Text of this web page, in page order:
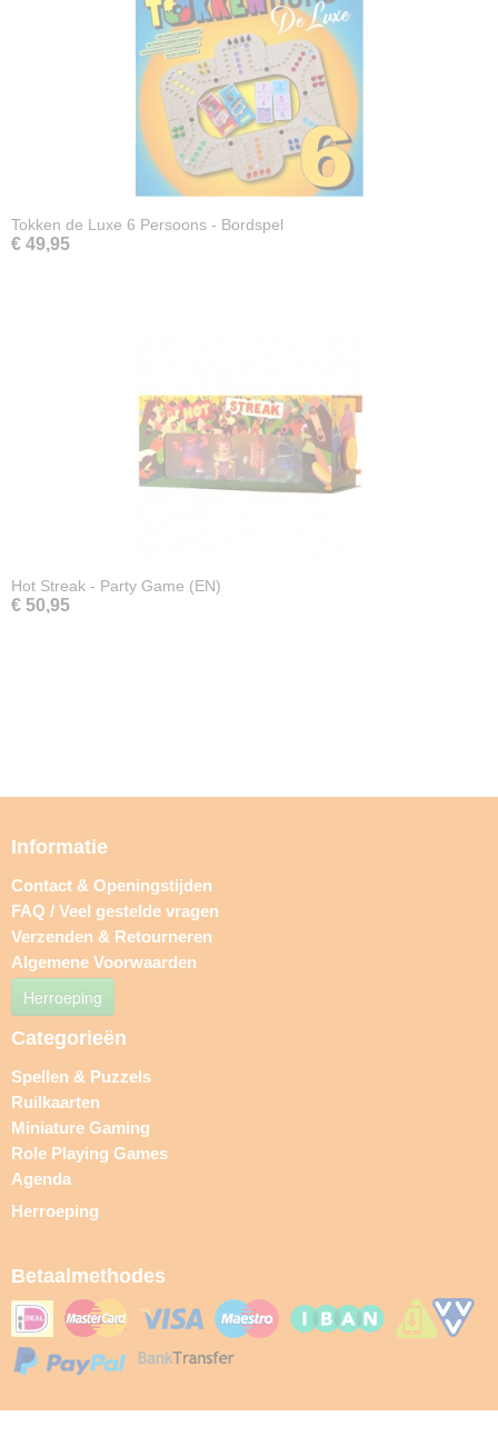
Tokken de Luxe 6 Persoons - Bordspel
€ 49,95
Hot Streak - Party Game (EN)
€ 50,95
Informatie
Contact & Openingstijden
FAQ / Veel gestelde vragen
Verzenden & Retourneren
Algemene Voorwaarden
Herroeping
Categorieën
Spellen & Puzzels
Ruilkaarten
Miniature Gaming
Role Playing Games
Agenda
Herroeping
Betaalmethodes